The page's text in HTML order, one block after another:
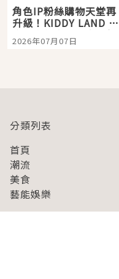
角色IP粉絲購物天堂再
升級！KIDDY LAND 原
宿店吉伊卡哇迎客，新
開幕 OMOKADO 店3分
2026年07月07日
分類列表
首頁
潮流
美食
藝能娛樂